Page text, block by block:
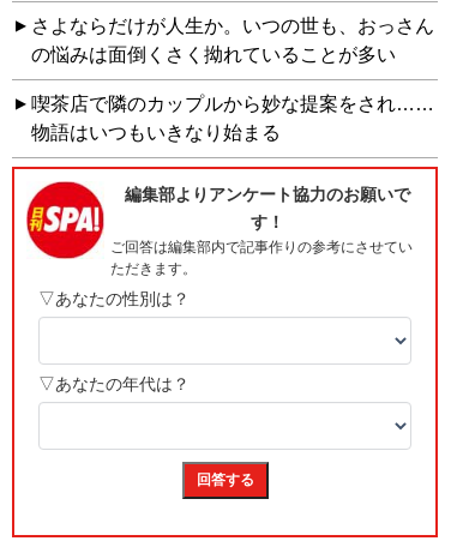
さよならだけが人生か。いつの世も、おっさん
の悩みは面倒くさく拗れていることが多い
喫茶店で隣のカップルから妙な提案をされ……
物語はいつもいきなり始まる